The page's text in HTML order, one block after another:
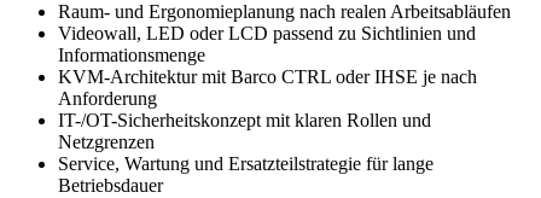
Raum- und Ergonomieplanung nach realen Arbeitsabläufen
Videowall, LED oder LCD passend zu Sichtlinien und
Informationsmenge
KVM-Architektur mit Barco CTRL oder IHSE je nach
Anforderung
IT-/OT-Sicherheitskonzept mit klaren Rollen und
Netzgrenzen
Service, Wartung und Ersatzteilstrategie für lange
Betriebsdauer